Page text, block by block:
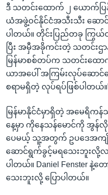
ဒီ သတင်းထောက် ၂ ယောက်
ယံအဖွဲ့ဝင်နိုင်ငံအသီးသီး ဆော
ပါတယ်။ တိုင်းပြည်တခု ကြွ
ပြီး အမှီအခိုကင်းတဲ့ သတင်း
မြန်မာစစ်တပ်က သတင်းထေ
ယာအပေါ် အကြမ်းလုပ်ဆေ
စရာမရှိတဲ့ လုပ်ရပ်ဖြစ်ပါတယ်။
မြန်မာနိုင်ငံမှာရှိတဲ့ အမေရိက
နေ့မှာ ကိုနေသန်မောင်ကို အွန်
ပေမယ့် သူ့အတွက် ဥပဒေအကျိုး
ဆောင်ရွက်ခွင့်မရသေးဘူးလို့လည်
ပါတယ်။ Daniel Fenster
သေးဘူးလို့ ပြောပါတယ်။